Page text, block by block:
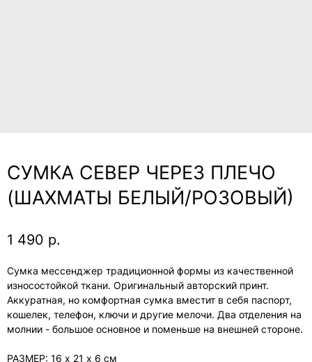
СУМКА СЕВЕР ЧЕРЕЗ ПЛЕЧО
(ШАХМАТЫ БЕЛЫЙ/РОЗОВЫЙ)
1 490 р.
Сумка мессенджер традиционной формы из качественной
износостойкой ткани. Оригинальный авторский принт.
Аккуратная, но комфортная сумка вместит в себя паспорт,
кошелек, телефон, ключи и другие мелочи. Два отделения на
молнии - большое основное и поменьше на внешней стороне.
РАЗМЕР: 16 х 21 х 6 см